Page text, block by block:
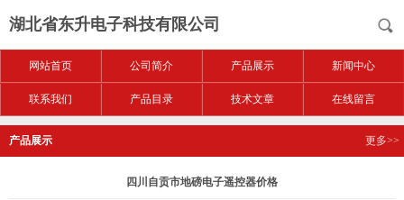
湖北省东升电子科技有限公司
网站首页 公司简介 产品展示 新闻中心
联系我们 产品目录 技术文章 在线留言
产品展示 更多>>
四川自贡市地磅电子遥控器价格